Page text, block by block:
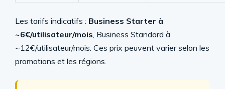
Les tarifs indicatifs : Business Starter à
~6€/utilisateur/mois, Business Standard à
~12€/utilisateur/mois. Ces prix peuvent varier selon les
promotions et les régions.